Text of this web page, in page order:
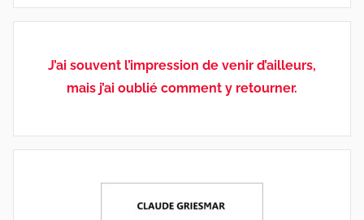
J’ai souvent l’impression de venir d’ailleurs,
mais j’ai oublié comment y retourner.